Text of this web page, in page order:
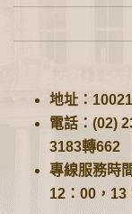
地址：
電話：(02)
3183轉662
專線服務時
12：00，13